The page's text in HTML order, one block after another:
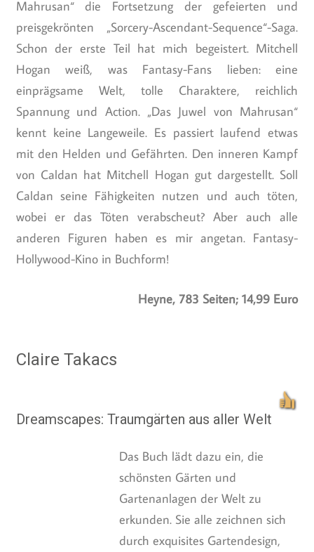
Mahrusan“ die Fortsetzung der gefeierten und
preisgekrönten „Sorcery-Ascendant-Sequence“-Saga.
Schon der erste Teil hat mich begeistert. Mitchell
Hogan weiß, was Fantasy-Fans lieben: eine
einprägsame Welt, tolle Charaktere, reichlich
Spannung und Action. „Das Juwel von Mahrusan“
kennt keine Langeweile. Es passiert laufend etwas
mit den Helden und Gefährten. Den inneren Kampf
von Caldan hat Mitchell Hogan gut dargestellt. Soll
Caldan seine Fähigkeiten nutzen und auch töten,
wobei er das Töten verabscheut? Aber auch alle
anderen Figuren haben es mir angetan. Fantasy-
Hollywood-Kino in Buchform!
Heyne, 783 Seiten; 14,99 Euro
Claire Takacs
Dreamscapes: Traumgärten aus aller Welt
Das Buch lädt dazu ein, die
schönsten Gärten und
Gartenanlagen der Welt zu
erkunden. Sie alle zeichnen sich
durch exquisites Gartendesign,